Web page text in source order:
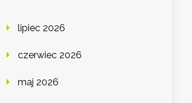
lipiec 2026
czerwiec 2026
maj 2026